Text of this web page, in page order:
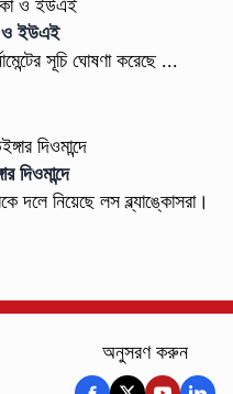
ও ইউএই
সূচি ঘোষণা করেছে ...
দিওমান্দে
দলে নিয়েছে লস ব্ল্যাঙ্কোসরা।
অনুসরণ করুন